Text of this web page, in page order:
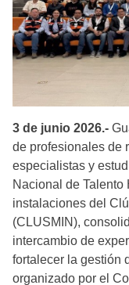
3 de junio 2026.-
de profesionales de
especialistas y
Nacional de
instalaciones del
(CLUSMIN),
intercambio de
fortalecer la gestión
organizado por el